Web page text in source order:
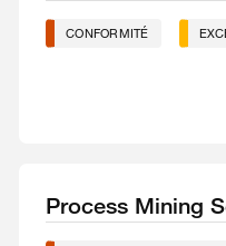
CONFORMITÉ
Process Mining